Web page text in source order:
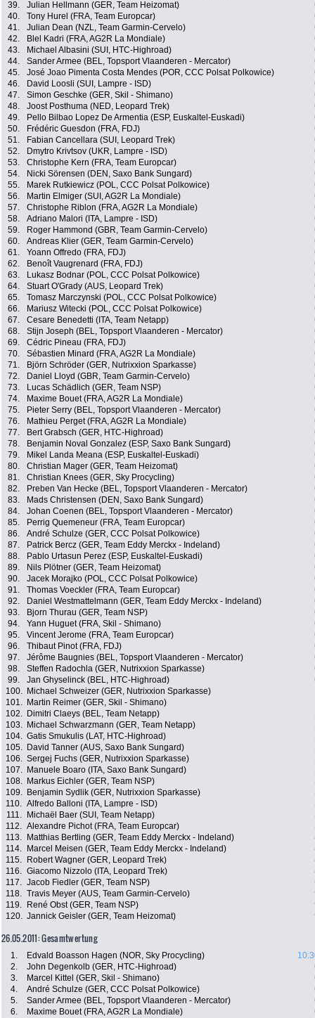
39.
Julian Hellmann (GER, Team Heizomat)
40.
Tony Hurel (FRA, Team Europcar)
41.
Julian Dean (NZL, Team Garmin-Cervelo)
42.
Blel Kadri (FRA, AG2R La Mondiale)
43.
Michael Albasini (SUI, HTC-Highroad)
44.
Sander Armee (BEL, Topsport Vlaanderen - Mercator)
45.
José Joao Pimenta Costa Mendes (POR, CCC Polsat Polkowice)
46.
David Loosli (SUI, Lampre - ISD)
47.
Simon Geschke (GER, Skil - Shimano)
48.
Joost Posthuma (NED, Leopard Trek)
49.
Pello Bilbao Lopez De Armentia (ESP, Euskaltel-Euskadi)
50.
Frédéric Guesdon (FRA, FDJ)
51.
Fabian Cancellara (SUI, Leopard Trek)
52.
Dmytro Krivtsov (UKR, Lampre - ISD)
53.
Christophe Kern (FRA, Team Europcar)
54.
Nicki Sörensen (DEN, Saxo Bank Sungard)
55.
Marek Rutkiewicz (POL, CCC Polsat Polkowice)
56.
Martin Elmiger (SUI, AG2R La Mondiale)
57.
Christophe Riblon (FRA, AG2R La Mondiale)
58.
Adriano Malori (ITA, Lampre - ISD)
59.
Roger Hammond (GBR, Team Garmin-Cervelo)
60.
Andreas Klier (GER, Team Garmin-Cervelo)
61.
Yoann Offredo (FRA, FDJ)
62.
Benoît Vaugrenard (FRA, FDJ)
63.
Lukasz Bodnar (POL, CCC Polsat Polkowice)
64.
Stuart O'Grady (AUS, Leopard Trek)
65.
Tomasz Marczynski (POL, CCC Polsat Polkowice)
66.
Mariusz Witecki (POL, CCC Polsat Polkowice)
67.
Cesare Benedetti (ITA, Team Netapp)
68.
Stijn Joseph (BEL, Topsport Vlaanderen - Mercator)
69.
Cédric Pineau (FRA, FDJ)
70.
Sébastien Minard (FRA, AG2R La Mondiale)
71.
Björn Schröder (GER, Nutrixxion Sparkasse)
72.
Daniel Lloyd (GBR, Team Garmin-Cervelo)
73.
Lucas Schädlich (GER, Team NSP)
74.
Maxime Bouet (FRA, AG2R La Mondiale)
75.
Pieter Serry (BEL, Topsport Vlaanderen - Mercator)
76.
Mathieu Perget (FRA, AG2R La Mondiale)
77.
Bert Grabsch (GER, HTC-Highroad)
78.
Benjamin Noval Gonzalez (ESP, Saxo Bank Sungard)
79.
Mikel Landa Meana (ESP, Euskaltel-Euskadi)
80.
Christian Mager (GER, Team Heizomat)
81.
Christian Knees (GER, Sky Procycling)
82.
Preben Van Hecke (BEL, Topsport Vlaanderen - Mercator)
83.
Mads Christensen (DEN, Saxo Bank Sungard)
84.
Johan Coenen (BEL, Topsport Vlaanderen - Mercator)
85.
Perrig Quemeneur (FRA, Team Europcar)
86.
André Schulze (GER, CCC Polsat Polkowice)
87.
Patrick Bercz (GER, Team Eddy Merckx - Indeland)
88.
Pablo Urtasun Perez (ESP, Euskaltel-Euskadi)
89.
Nils Plötner (GER, Team Heizomat)
90.
Jacek Morajko (POL, CCC Polsat Polkowice)
91.
Thomas Voeckler (FRA, Team Europcar)
92.
Daniel Westmattelmann (GER, Team Eddy Merckx - Indeland)
93.
Bjorn Thurau (GER, Team NSP)
94.
Yann Huguet (FRA, Skil - Shimano)
95.
Vincent Jerome (FRA, Team Europcar)
96.
Thibaut Pinot (FRA, FDJ)
97.
Jérôme Baugnies (BEL, Topsport Vlaanderen - Mercator)
98.
Steffen Radochla (GER, Nutrixxion Sparkasse)
99.
Jan Ghyselinck (BEL, HTC-Highroad)
100.
Michael Schweizer (GER, Nutrixxion Sparkasse)
101.
Martin Reimer (GER, Skil - Shimano)
102.
Dimitri Claeys (BEL, Team Netapp)
103.
Michael Schwarzmann (GER, Team Netapp)
104. Gatis Smukulis (LAT, HTC-Highroad)
105.
David Tanner (AUS, Saxo Bank Sungard)
106. Sergej Fuchs (GER, Nutrixxion Sparkasse)
107.
Manuele Boaro (ITA, Saxo Bank Sungard)
108.
Markus Eichler (GER, Team NSP)
109.
Benjamin Sydlik (GER, Nutrixxion Sparkasse)
110. Alfredo Balloni (ITA, Lampre - ISD)
111.
Michaël Baer (SUI, Team Netapp)
112. Alexandre Pichot (FRA, Team Europcar)
113.
Matthias Bertling (GER, Team Eddy Merckx - Indeland)
114.
Marcel Meisen (GER, Team Eddy Merckx - Indeland)
115.
Robert Wagner (GER, Leopard Trek)
116. Giacomo Nizzolo (ITA, Leopard Trek)
117. Jacob Fiedler (GER, Team NSP)
118. Travis Meyer (AUS, Team Garmin-Cervelo)
119.
René Obst (GER, Team NSP)
120. Jannick Geisler (GER, Team Heizomat)
26.05.2011: Gesamtwertung
1. Edvald Boasson Hagen (NOR, Sky Procycling)
2.
John Degenkolb (GER, HTC-Highroad)
3.
Marcel Kittel (GER, Skil - Shimano)
4.
André Schulze (GER, CCC Polsat Polkowice)
5.
Sander Armee (BEL, Topsport Vlaanderen - Mercator)
6.
Maxime Bouet (FRA, AG2R La Mondiale)